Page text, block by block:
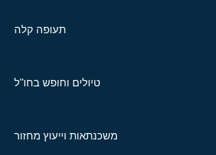
תעופה קלה
טיולים וחופש בחו"ל
משכנתאות וייעוץ מחזור